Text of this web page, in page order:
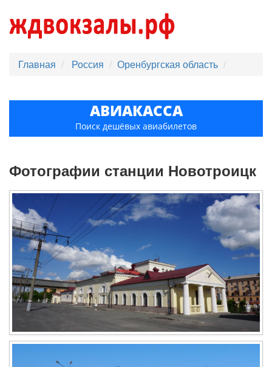
Главная Россия Оренбургская область
АВИАКАССА
Поиск дешёвых авиабилетов
Фотографии станции Новотроицк